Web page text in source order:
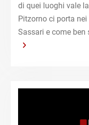
di quei luoghi vale
Pitzorno ci porta nei
Sassari e come ben